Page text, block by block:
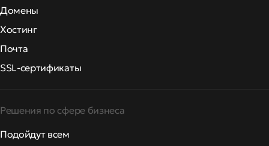
Домены
Хостинг
Почта
SSL-сертификаты
Решения по сфере бизнеса
Подойдут всем